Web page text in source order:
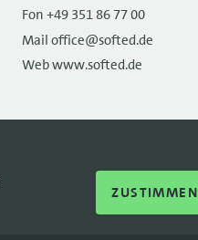
Fon +49 351 86 77 00
Mail office@softed.de
Web www.softed.de
ZUSTIMMEN